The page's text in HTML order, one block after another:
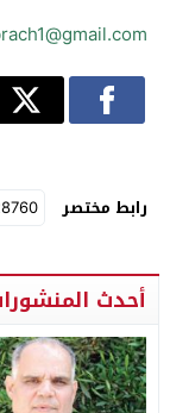
رابط مختصر
أحدث